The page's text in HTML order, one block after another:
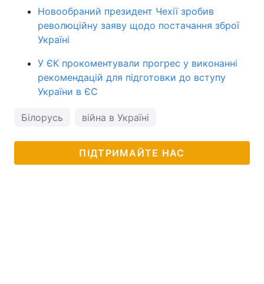
Новообраний президент Чехії зробив
революційну заяву щодо постачання зброї
Україні
У ЄК прокоментували прогрес у виконанні
рекомендацій для підготовки до вступу
України в ЄС
Білорусь війна в Україні
ПІДТРИМАЙТЕ НАС